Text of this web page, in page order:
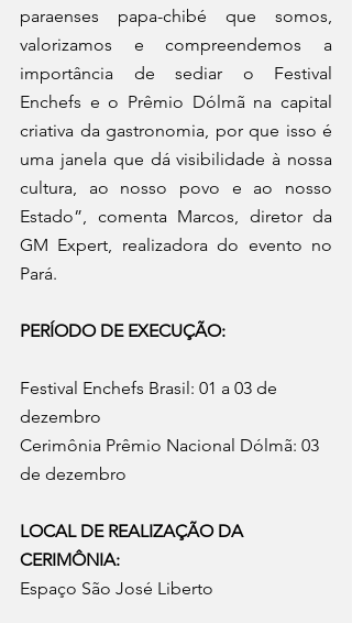
paraenses papa-chibé que somos,
valorizamos e compreendemos a
importância de sediar o Festival
Enchefs e o Prêmio Dólmã na capital
criativa da gastronomia, por que isso é
uma janela que dá visibilidade à nossa
cultura, ao nosso povo e ao nosso
Estado”, comenta Marcos, diretor da
GM Expert, realizadora do evento no
Pará.
PERÍODO DE EXECUÇÃO:
Festival Enchefs Brasil: 01 a 03 de
dezembro
Cerimônia Prêmio Nacional Dólmã: 03
de dezembro
LOCAL DE REALIZAÇÃO DA
CERIMÔNIA:
Espaço São José Liberto